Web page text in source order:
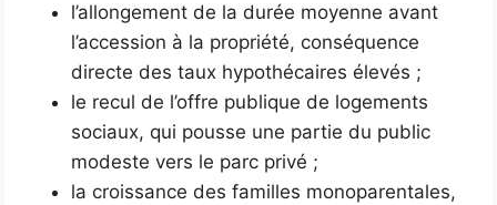
l’allongement de la durée moyenne avant
l’accession à la propriété, conséquence
directe des taux hypothécaires élevés ;
le recul de l’offre publique de logements
sociaux, qui pousse une partie du public
modeste vers le parc privé ;
la croissance des familles monoparentales,